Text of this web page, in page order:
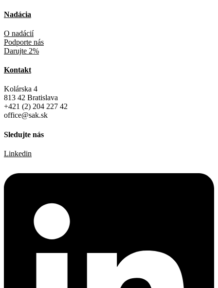
Nadácia
O nadácií
Podporte nás
Darujte 2%
Kontakt
Kolárska 4
813 42 Bratislava
+421 (2) 204 227 42
office@sak.sk
Sledujte nás
Linkedin